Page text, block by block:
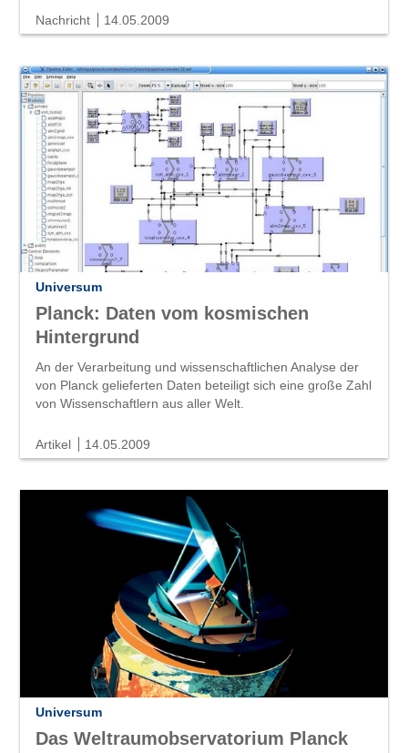
Nachricht 14.05.2009
Universum
Planck: Daten vom kosmischen
Hintergrund
An der Verarbeitung und wissenschaftlichen Analyse der
von Planck gelieferten Daten beteiligt sich eine große Zahl
von Wissenschaftlern aus aller Welt.
Artikel 14.05.2009
Universum
Das Weltraumobservatorium Planck